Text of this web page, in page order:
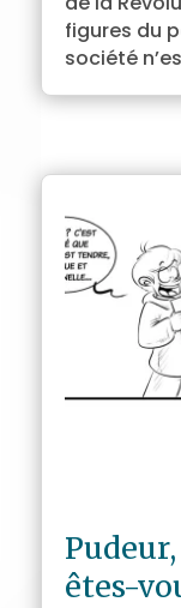
figures du
société
êtes-